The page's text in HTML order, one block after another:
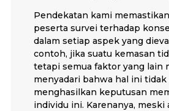
Pendekatan kami
peserta survei terhadap
dalam setiap aspek yang
contoh, jika suatu kemasan
tetapi semua faktor yang lain
menyadari bahwa hal ini tidak
menghasilkan keputusan
individu ini. Karenanya, meski